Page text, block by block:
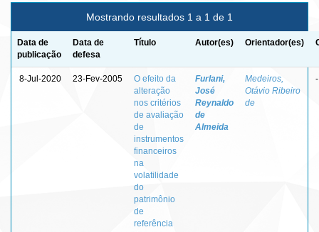
Mostrando resultados 1 a 1 de 1
Data de
publicação
Data de
defesa
Título Autor(es) Orientador(es)
8-Jul-2020 23-Fev-2005
O efeito da
alteração
nos critérios
de avaliação
de
instrumentos
financeiros
na
volatilidade
do
patrimônio
de
referência
Furlani,
José
Reynaldo
de
Almeida
Medeiros,
Otávio Ribeiro
de
-